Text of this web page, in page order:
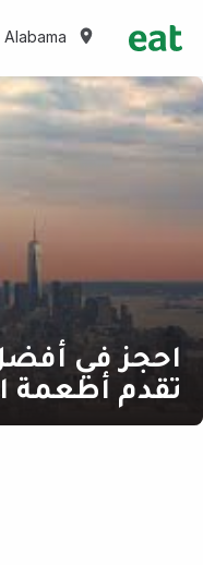
Alabama
احجز في
تقدم أطعمة